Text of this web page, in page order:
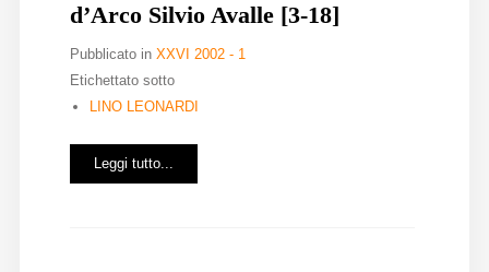
d’Arco Silvio Avalle [3-18]
Pubblicato in XXVI 2002 - 1
Etichettato sotto
LINO LEONARDI
Leggi tutto...